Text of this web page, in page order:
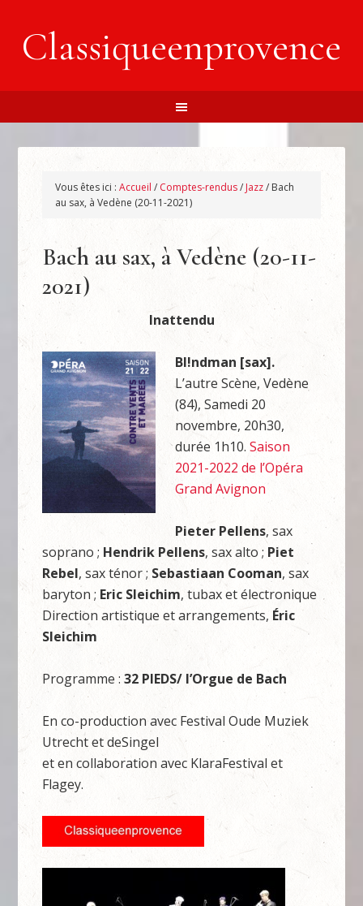
Classiqueenprovence
Vous êtes ici :Accueil / Comptes-rendus/ Jazz/ Bach
au sax, à Vedène (20-11-2021)
Bach au sax, à Vedène (20-11-
2021)
Inattendu
Bl!ndman [sax].
L’autre Scène, Vedène
(84), Samedi 20
novembre, 20h30,
durée 1h10.Saison
2021-2022 de l’Opéra
Grand Avignon
Pieter Pellens, sax
soprano ; Hendrik Pellens, sax alto ; Piet
Rebel, sax ténor ; Sebastiaan Cooman, sax
baryton ; Eric Sleichim, tubax et électronique
Direction artistique et arrangements, Éric
Sleichim
Programme : 32 PIEDS/ l’Orgue de Bach
En co-production avec Festival Oude Muziek
Utrecht et deSingel
et en collaboration avec KlaraFestival et
Flagey.